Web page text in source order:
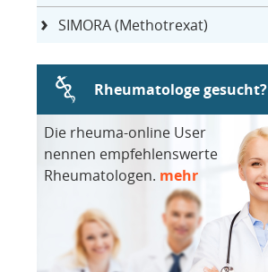
SIMORA (Methotrexat)
Rheumatologe gesucht?
Die rheuma-online User
nennen empfehlenswerte
Rheumatologen. mehr